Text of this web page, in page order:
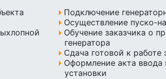
Подключение
Осуществление пуско-
Обучение заказчика о
генератора
Сдача готовой к работе
Оформление акта ввода
установки